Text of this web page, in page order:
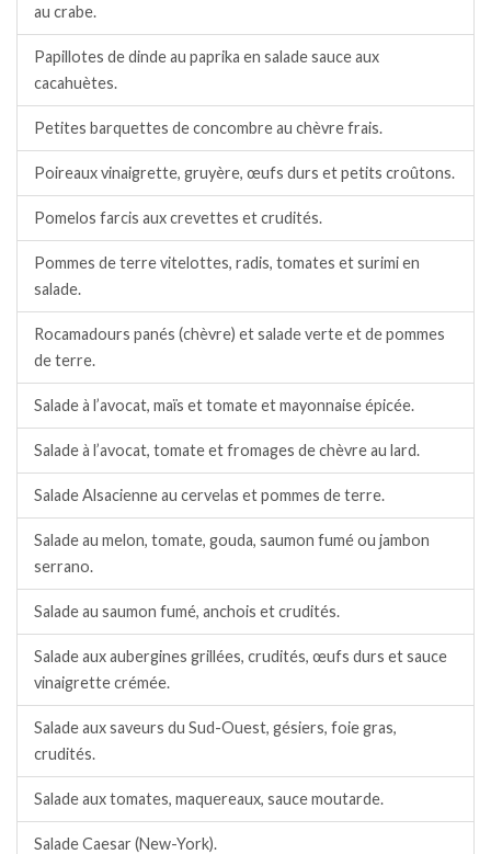
au crabe.
Papillotes de dinde au paprika en salade sauce aux
cacahuètes.
Petites barquettes de concombre au chèvre frais.
Poireaux vinaigrette, gruyère, œufs durs et petits croûtons.
Pomelos farcis aux crevettes et crudités.
Pommes de terre vitelottes, radis, tomates et surimi en
salade.
Rocamadours panés (chèvre) et salade verte et de pommes
de terre.
Salade à l’avocat, maïs et tomate et mayonnaise épicée.
Salade à l’avocat, tomate et fromages de chèvre au lard.
Salade Alsacienne au cervelas et pommes de terre.
Salade au melon, tomate, gouda, saumon fumé ou jambon
serrano.
Salade au saumon fumé, anchois et crudités.
Salade aux aubergines grillées, crudités, œufs durs et sauce
vinaigrette crémée.
Salade aux saveurs du Sud-Ouest, gésiers, foie gras,
crudités.
Salade aux tomates, maquereaux, sauce moutarde.
Salade Caesar (New-York).